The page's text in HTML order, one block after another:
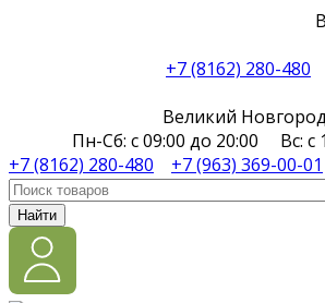
+7 (8162) 280-480
Великий Новгород
Пн-Сб: с 09:00 до 20:00 Вс: с
+7 (8162) 280-480
+7 (963) 369-00-01
Найти